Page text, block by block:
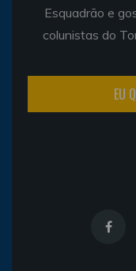
Esquadrão e
colunistas do
EU